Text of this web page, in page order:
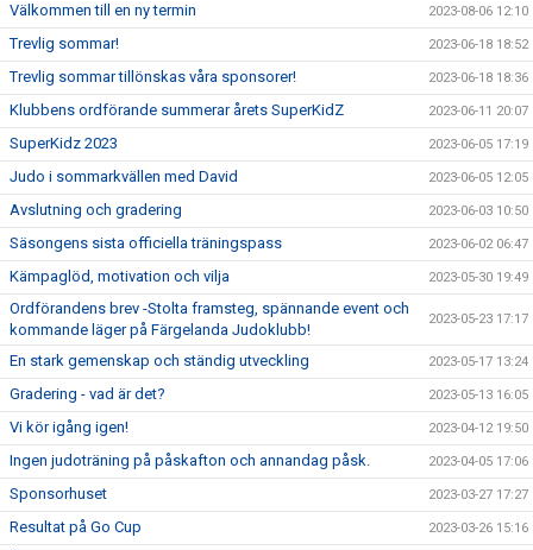
Välkommen till en ny termin 2023-08-06 12:10
Trevlig sommar! 2023-06-18 18:52
Trevlig sommar tillönskas våra sponsorer! 2023-06-18 18:36
Klubbens ordförande summerar årets SuperKidZ 2023-06-11 20:07
SuperKidz 2023 2023-06-05 17:19
Judo i sommarkvällen med David 2023-06-05 12:05
Avslutning och gradering 2023-06-03 10:50
Säsongens sista officiella träningspass 2023-06-02 06:47
Kämpaglöd, motivation och vilja 2023-05-30 19:49
Ordförandens brev -Stolta framsteg, spännande event och
kommande läger på Färgelanda Judoklubb!
2023-05-23 17:17
En stark gemenskap och ständig utveckling 2023-05-17 13:24
Gradering - vad är det? 2023-05-13 16:05
Vi kör igång igen! 2023-04-12 19:50
Ingen judoträning på påskafton och annandag påsk. 2023-04-05 17:06
Sponsorhuset 2023-03-27 17:27
Resultat på Go Cup 2023-03-26 15:16